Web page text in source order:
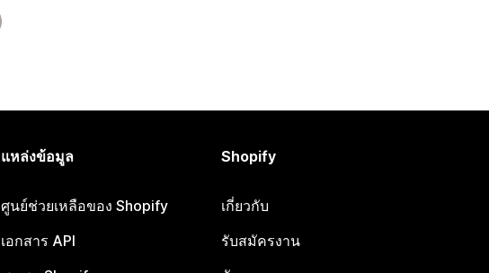
แหล่งข้อมูล
ศูนย์ช่วยเหลือของ Shopify
เอกสาร API
Shopify
เกี่ยวกับ
รับสมัครงาน